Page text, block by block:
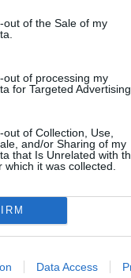
out of the Sale of my
out of processing my
for Targeted Advertising.
of Collection, Use,
and/or Sharing of my
that Is Unrelated with
which it was collected.
Data Access
ανά μήνα μικτά
από